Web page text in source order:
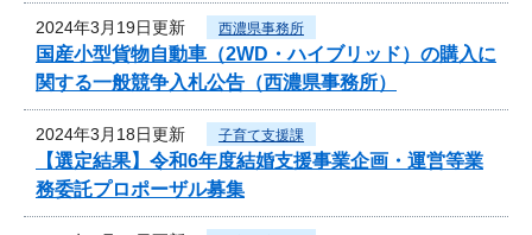
2024年3月19日更新 西濃県事務所
国産小型貨物自動車（2WD・ハイブリッド）の購入に
関する一般競争入札公告（西濃県事務所）
2024年3月18日更新 子育て支援課
【選定結果】令和6年度結婚支援事業企画・運営等業
務委託プロポーザル募集